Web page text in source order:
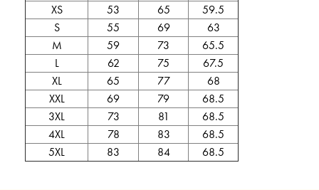
XS
53 65
59.5
S
55 69
63
M
59 73
65.5
L
62 75
67.5
XL
65 77
68
XXL
69 79
68.5
3XL
73 81
68.5
4XL
78 83
68.5
5XL
83 84 68.5